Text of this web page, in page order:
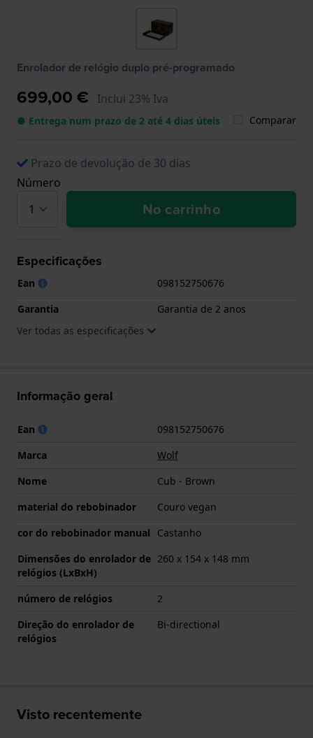
Enrolador de relógio duplo pré-programado
699,00 € Inclui 23% Iva
● Entrega num prazo de 2 até 4 dias úteis Comparar
Prazo de devolução de 30 dias
Número
No carrinho
Especificações
Ean
098152750676
Garantia
Garantia de 2 anos
Ver todas as especificações
Informação geral
Ean
098152750676
Marca
Wolf
Nome
Cub - Brown
material do rebobinador
Couro vegan
cor do rebobinador manual
Castanho
Dimensões do enrolador de
relógios (LxBxH)
260 x 154 x 148 mm
número de relógios
2
Direção do enrolador de
relógios
Bi-directional
Visto recentemente